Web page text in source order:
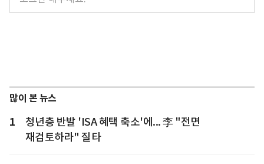
많이 본 뉴스
1
청년층 반발 'ISA 혜택 축소'에... 李 "전면
재검토하라" 질타